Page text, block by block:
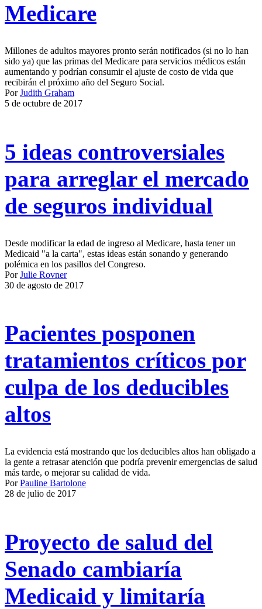
Medicare
Millones de adultos mayores pronto serán notificados (si no lo han
sido ya) que las primas del Medicare para servicios médicos están
aumentando y podrían consumir el ajuste de costo de vida que
recibirán el próximo año del Seguro Social.
PorJudith Graham
5 de octubre de 2017
5 ideas controversiales
para arreglar el mercado
de seguros individual
Desde modificar la edad de ingreso al Medicare, hasta tener un
Medicaid "a la carta", estas ideas están sonando y generando
polémica en los pasillos del Congreso.
PorJulie Rovner
30 de agosto de 2017
Pacientes posponen
tratamientos críticos por
culpa de los deducibles
altos
La evidencia está mostrando que los deducibles altos han obligado a
la gente a retrasar atención que podría prevenir emergencias de salud
más tarde, o mejorar su calidad de vida.
PorPauline Bartolone
28 de julio de 2017
Proyecto de salud del
Senado cambiaría
Medicaid y limitaría